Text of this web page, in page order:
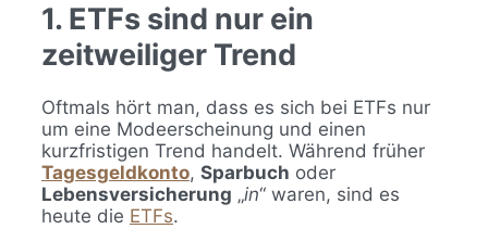
1. ETFs sind nur ein
zeitweiliger Trend
Oftmals hört man, dass es sich bei ETFs nur
um eine Modeerscheinung und einen
kurzfristigen Trend handelt. Während früher
Tagesgeldkonto, Sparbuch oder
Lebensversicherung „in“ waren, sind es
heute die ETFs.